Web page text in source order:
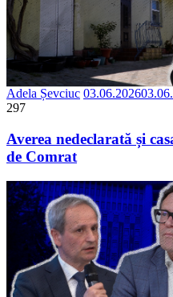
Adela Șevciuc 03.06.2026
297
Averea nedeclarată și
de Comrat